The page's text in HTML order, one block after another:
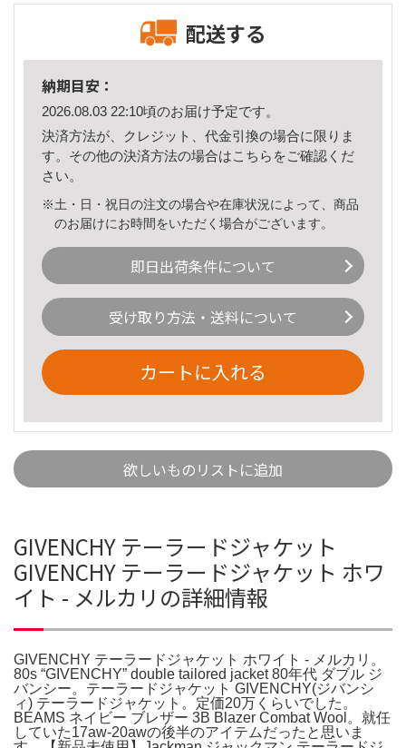
配送する
納期目安：
2026.08.03 22:10頃のお届け予定です。
決済方法が、クレジット、代金引換の場合に限りま
す。その他の決済方法の場合はこちら をご確認くだ
さい。
※土・日・祝日の注文の場合や在庫状況によって、商品
のお届けにお時間をいただく場合がございます。
即日出荷条件について
受け取り方法・送料について
カートに入れる
欲しいものリストに追加
GIVENCHY テーラードジャケット
GIVENCHY テーラードジャケット ホワ
イト - メルカリの詳細情報
GIVENCHY テーラードジャケット ホワイト - メルカリ。
80s “GIVENCHY” double tailored jacket 80年代 ダブル ジ
バンシー。テーラードジャケット GIVENCHY(ジバンシ
ィ) テーラードジャケット。定価20万くらいでした。
BEAMS ネイビー ブレザー 3B Blazer Combat Wool。就任
していた17aw-20awの後半のアイテムだったと思いま